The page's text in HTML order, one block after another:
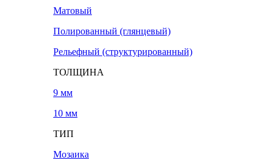
Матовый
Полированный (глянцевый)
Рельефный (структурированный)
ТОЛЩИНА
9 мм
10 мм
ТИП
Мозаика